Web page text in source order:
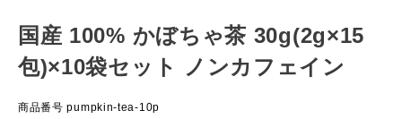
国産 100% かぼちゃ茶 30g(2g×15
包)×10袋セット ノンカフェイン
商品番号 pumpkin-tea-10p